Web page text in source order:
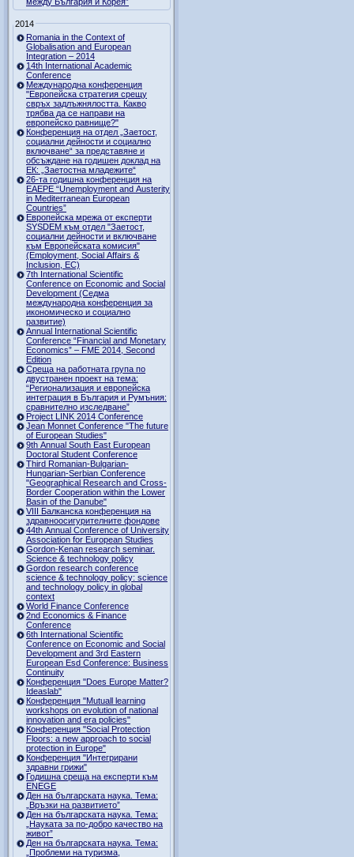
2014
Romania in the Context of
Globalisation and European
Integration – 2014
14th International Academic
Conference
Международна конференция
"Европейска стратегия срещу
свръх задлъжнялостта. Какво
трябва да се направи на
европейско равнище?"
Конференция на отдел „Заетост,
социални дейности и социално
включване“ за представяне и
обсъждане на годишен доклад на
ЕК: „Заетостна младежите“
26-та годишна конференция на
EAEPE “Unemployment and Austerity
in Mediterranean European
Countries”
Eвропейска мрежа от експерти
SYSDEM към отдел "Заетост,
социални дейности и включване
към Европейската комисия"
(Employment, Social Affairs &
Inclusion, ЕС)
7th International Scientific
Conference on Economic and Social
Development (Седма
международна конференция за
икономическо и социално
развитие)
Annual International Scientific
Conference “Financial and Monetary
Economics” – FME 2014, Second
Edition
Среща на работната група по
двустранен проект на тема:
“Регионализация и европейска
интеграция в България и Румъния:
сравнително изследване”
Project LINK 2014 Conference
Jean Monnet Conference "The future
of European Studies"
9th Annual South East European
Doctoral Student Conference
Third Romanian-Bulgarian-
Hungarian-Serbian Conference
"Geographical Research and Cross-
Border Cooperation within the Lower
Basin of the Danube"
VIII Балканска конференция на
здравноосигурителните фондове
44th Annual Conference of University
Association for European Studies
Gordon-Kenan research seminar.
Science & technology policy
Gordon research сonference
science & technology policy: science
and technology policy in global
context
World Finance Conference
2nd Economics & Finance
Conference
6th International Scientific
Conference оn Economic and Social
Development and 3rd Eastern
European Esd Conference: Business
Continuity
Конференция "Does Europe Matter?
Ideaslab"
Конференция "Mutuall learning
workshops on evolution of national
innovation and era policies"
Конференция "Social Protection
Floors: a new approach to social
protection in Europe"
Конференция "Интегрирани
здравни грижи"
Годишна среща на експерти към
ENEGE
Ден на българската наука. Тема:
„Връзки на развитието”
Ден на българската наука. Тема:
„Науката за по-добро качество на
живот”
Ден на българската наука. Тема:
„Проблеми на туризма,